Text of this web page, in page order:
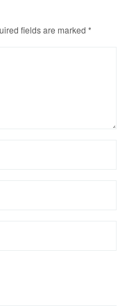
fields are marked *